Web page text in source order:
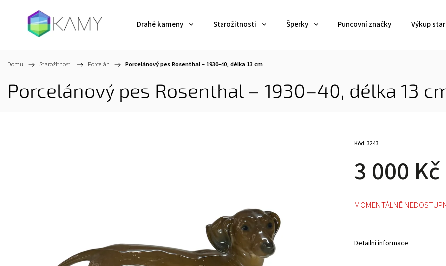
Drahé kameny Starožitnosti Šperky Puncovní značky Výkup
Domů / Starožitnosti / Porcelán / Porcelánový pes Rosenthal – 1930–40, délka 13 cm
Porcelánový pes Rosenthal – 1930–40, délka 13
3 000 Kč
Kód:3243
MOMENTÁLNĚ
Detailní informace